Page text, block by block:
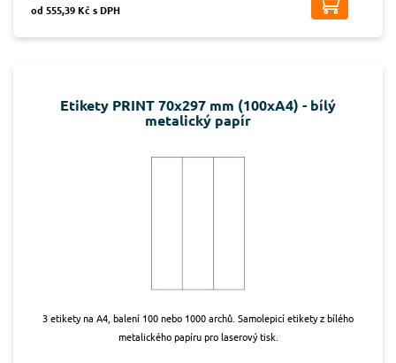
od 555,39 Kč s DPH
Etikety PRINT 70x297 mm (100xA4) - bílý
metalický papír
3 etikety na A4, balení 100 nebo 1000 archů. Samolepicí etikety z bílého
metalického papíru pro laserový tisk.